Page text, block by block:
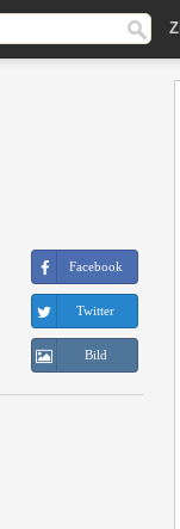
Facebook
Twitter
Bild